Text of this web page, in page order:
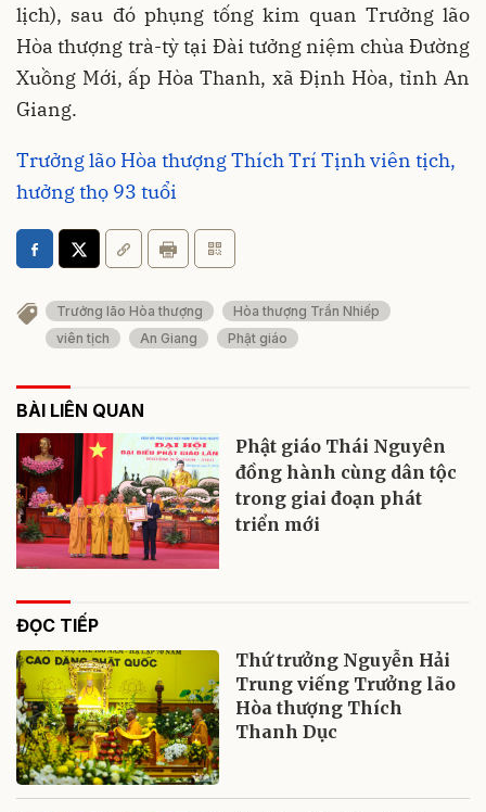
lịch), sau đó phụng tống kim quan Trưởng lão
Hòa thượng trà-tỳ tại Đài tưởng niệm chùa Đường
Xuồng Mới, ấp Hòa Thanh, xã Định Hòa, tỉnh An
Giang.
Trưởng lão Hòa thượng Thích Trí Tịnh viên tịch,
hưởng thọ 93 tuổi
Trưởng lão Hòa thượng
Hòa thượng Trần Nhiếp
viên tịch
An Giang Phật giáo
BÀI LIÊN QUAN
Phật giáo Thái Nguyên
đồng hành cùng dân tộc
trong giai đoạn phát
triển mới
ĐỌC TIẾP
Thứ trưởng Nguyễn Hải
Trung viếng Trưởng lão
Hòa thượng Thích
Thanh Dục